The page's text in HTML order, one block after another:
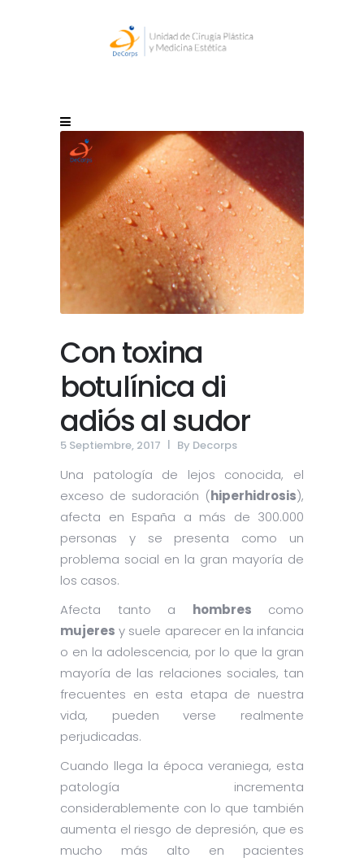
Con toxina
botulínica di
adiós al sudor
5 Septiembre, 2017 By Decorps
Una patología de lejos conocida, el
exceso de sudoración (hiperhidrosis),
afecta en España a más de 300.000
personas y se presenta como un
problema social en la gran mayoría de
los casos.
Afecta tanto a hombres como
mujeres y suele aparecer en la infancia
o en la adolescencia, por lo que la gran
mayoría de las relaciones sociales, tan
frecuentes en esta etapa de nuestra
vida, pueden verse realmente
perjudicadas.
Cuando llega la época veraniega, esta
patología incrementa
considerablemente con lo que también
aumenta el riesgo de depresión, que es
mucho más alto en pacientes